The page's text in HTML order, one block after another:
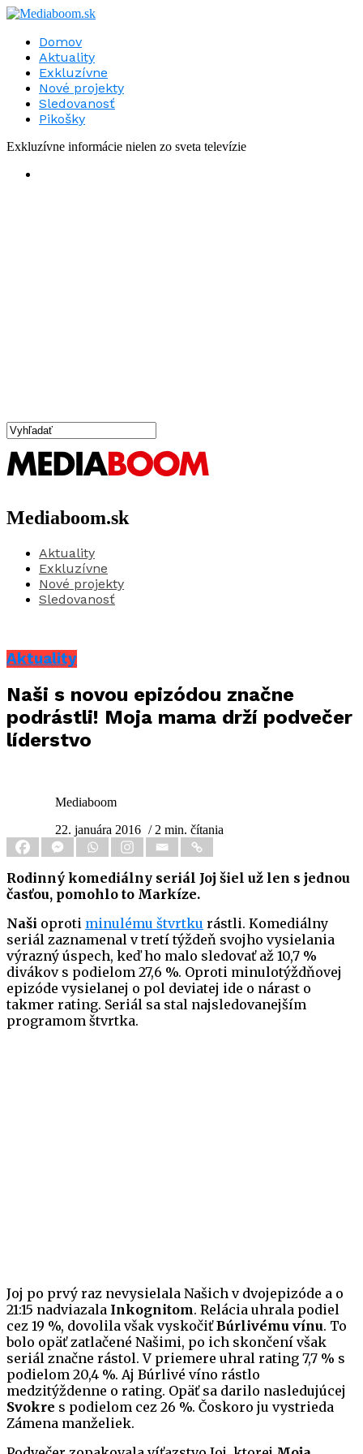
Domov
Aktuality
Exkluzívne
Nové projekty
Sledovanosť
Pikošky
Exkluzívne informácie nielen zo sveta televízie
Mediaboom.sk
Aktuality
Exkluzívne
Nové projekty
Sledovanosť
Aktuality
Naši s novou epizódou značne
podrástli! Moja mama drží podvečer
líderstvo
Mediaboom
22. januára 2016 / 2 min. čítania
Rodinný komediálny seriál Joj šiel už len s jednou
časťou, pomohlo to Markíze.
Naši oproti minulému štvrtku rástli. Komediálny
seriál zaznamenal v tretí týždeň svojho vysielania
výrazný úspech, keď ho malo sledovať až 10,7 %
divákov s podielom 27,6 %. Oproti minulotýždňovej
epizóde vysielanej o pol deviatej ide o nárast o
takmer rating. Seriál sa stal najsledovanejším
programom štvrtka.
Joj po prvý raz nevysielala Našich v dvojepizóde a o
21:15 nadviazala Inkognitom. Relácia uhrala podiel
cez 19 %, dovolila však vyskočiťBúrlivému vínu. To
bolo opäť zatlačené Našimi, po ich skončení však
seriál značne rástol. V priemere uhral rating 7,7 % s
podielom 20,4 %. Aj Búrlivé víno rástlo
medzitýždenne o rating. Opäť sa darilo nasledujúcej
Svokre s podielom cez 26 %. Čoskoro ju vystrieda
Zámena manželiek.